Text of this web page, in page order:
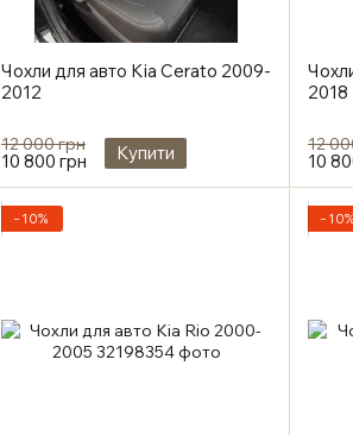
Чохли для авто Kia Cerato 2009-
2012
12 000 грн
10 800 грн Купити
2018
12
10
−10% −10%